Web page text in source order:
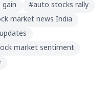
#auto stocks rally
market news India
market sentiment